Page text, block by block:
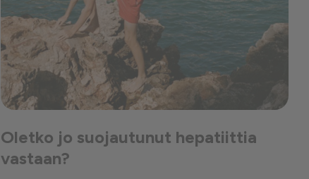
Oletko jo suojautunut hepatiittia
vastaan?